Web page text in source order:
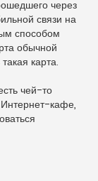
через
связи на
способом
обычной
карта.
чей-то
кафе,